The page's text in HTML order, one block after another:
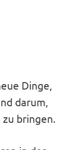
Dinge,
darum,
bringen.